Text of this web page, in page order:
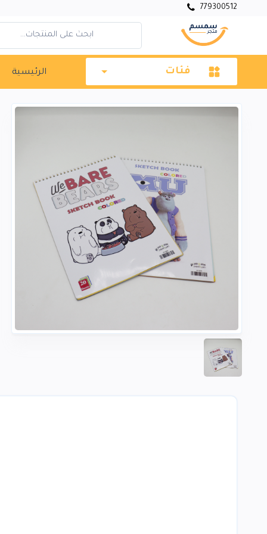
779300512
فئات الرئيسية